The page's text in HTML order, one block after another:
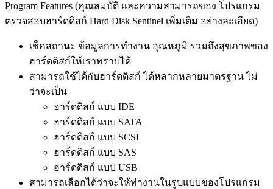
Program Features (คุณสมบัติ และความสามารถของ โปรแกรม
ตรวจสอบฮาร์ดดิสก์ Hard Disk Sentinel เพิ่มเติม อย่างละเอียด)
เช็คสถานะ ข้อมูลการทำงาน อุณหภูมิ รวมถึงสุขภาพของ
ฮาร์ดดิสก์ให้เราทราบได้
สามารถใช้ได้กับฮาร์ดดิสก์ ได้หลากหลายมาตรฐาน ไม่
ว่าจะเป็น
ฮาร์ดดิสก์ แบบ IDE
ฮาร์ดดิสก์ แบบ SATA
ฮาร์ดดิสก์ แบบ SCSI
ฮาร์ดดิสก์ แบบ SAS
ฮาร์ดดิสก์ แบบ USB
สามารถเลือกได้ว่าจะให้ทำงานในรูปแบบของโปรแกรม